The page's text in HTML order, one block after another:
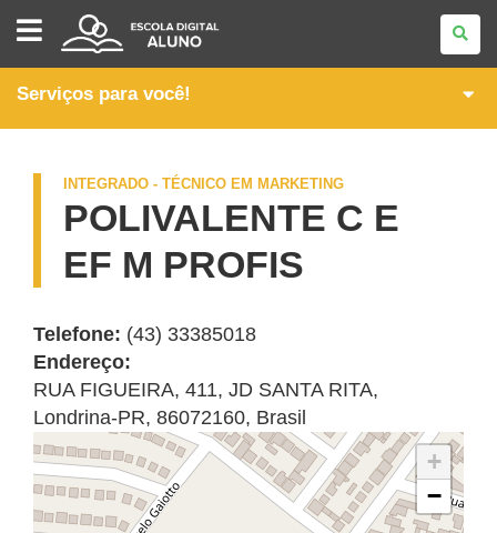
ITINERÁRIOS
FORMATIVOS
DA
FORMAÇÃO
TÉCNICA
E
Serviços para você!
INTEGRADO - TÉCNICO EM MARKETING
POLIVALENTE C E
EF M PROFIS
Telefone: (43) 33385018
Endereço:
RUA FIGUEIRA, 411, JD SANTA RITA,
Londrina-PR, 86072160, Brasil
+
−